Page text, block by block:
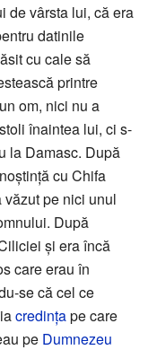
de vârsta lui, că era
datinile
cu cale să
printre
om, nici nu a
înaintea lui, ci s-
la Damasc. După
cu Chifa
pe nici unul
După
și era încă
care erau în
se că cel ce
credințape care
pe Dumnezeu